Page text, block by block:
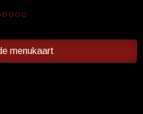
menukaart